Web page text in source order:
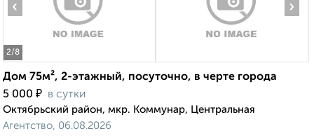
2/8
‹ ›
Дом 75м², 2-этажный, посуточно, в черте города
5 000 ₽ в сутки
Октябрьский район, мкр. Коммунар, Центральная
Агентство, 06.08.2026